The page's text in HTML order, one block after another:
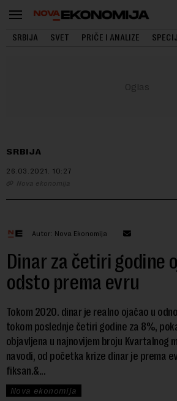
SRBIJA SVET PRIČE I ANALIZE
SRBIJA
26.03.2021. 10:27
Nova ekonomija
Autor: Nova Ekonomija
Dinar za četiri godine
odsto prema evru
Tokom 2020. dinar je realno ojačao u
tokom poslednje četiri godine za 8%,
objavljena u najnovijem broju Kvartalnog
navodi, od početka krize dinar je prema
fiksan.&...
Nova ekonomija